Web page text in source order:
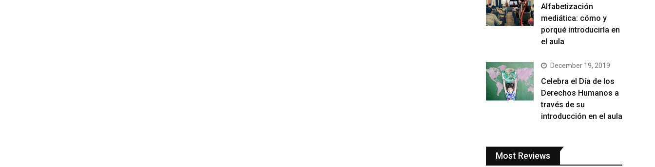
Alfabetización
mediática: cómo y
porqué introducirla en
el aula
December 19, 2019
Celebra el Día de los
Derechos Humanos a
través de su
introducción en el aula
Most Reviews